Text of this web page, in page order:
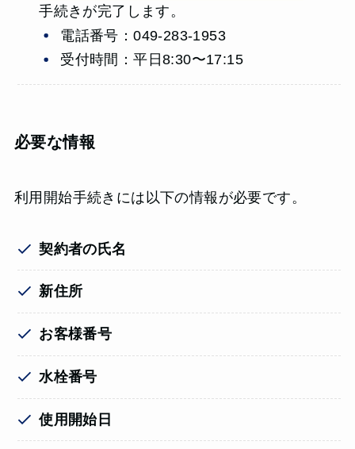
手続きが完了します。
電話番号：049-283-1953
受付時間：平日8:30〜17:15
必要な情報
利用開始手続きには以下の情報が必要です。
契約者の氏名
新住所
お客様番号
水栓番号
使用開始日